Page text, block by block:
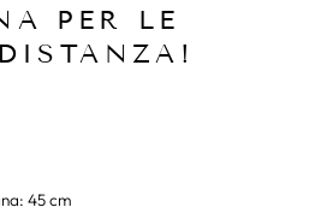
PER LE
45 cm